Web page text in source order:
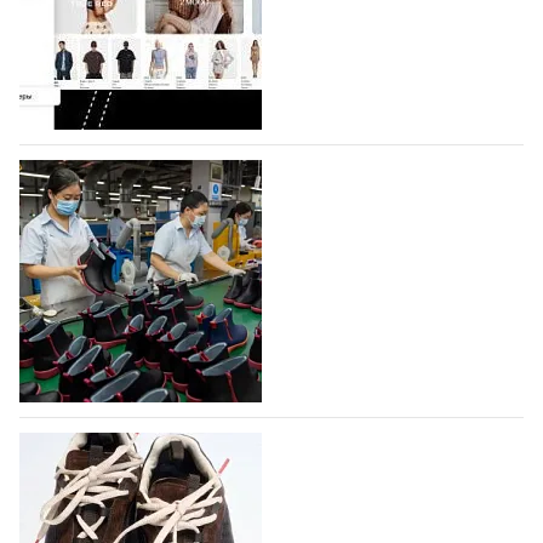
Co., Ltd., основанная в 2011 году и расположенная в
Гуанчжоу, столице моды Китая, является
профессиональной обувной компанией,
объединяющей разработку, производство и…
07.08.2026 713
На платформе Lamoda - новый раздел и
условия продвижения локальных
дизайнерских марок
Российский маркетплейс Lamoda решил обновить
раздел для продажи продукции локальных
дизайнерских марок одежды, обуви и аксессуаров.
Бренды также получат маркетинговую…
06.08.2026 901
Объем мирового производства обуви в
2025 году практически не увеличился
В 2025 году мировое производство обуви